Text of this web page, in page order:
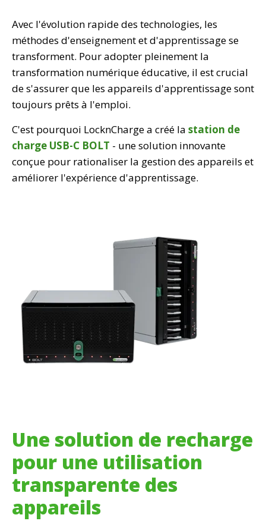
Avec l'évolution rapide des technologies, les
méthodes d'enseignement et d'apprentissage se
transforment. Pour adopter pleinement la
transformation numérique éducative, il est crucial
de s'assurer que les appareils d'apprentissage sont
toujours prêts à l'emploi.
C'est pourquoi LocknCharge a créé la station de
charge USB-C BOLT - une solution innovante
conçue pour rationaliser la gestion des appareils et
améliorer l'expérience d'apprentissage.
Une solution de recharge
pour une utilisation
transparente des
appareils